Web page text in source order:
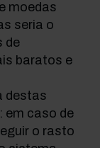
moedas
seria o
de
baratos e
destas
em caso de
o rasto